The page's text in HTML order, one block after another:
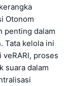
Otonom
penting dalam
Tata kelola ini
proses
suara dalam